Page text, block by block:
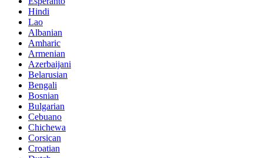
Hindi
Lao
Albanian
Amharic
Armenian
Azerbaijani
Belarusian
Bengali
Bosnian
Bulgarian
Cebuano
Chichewa
Corsican
Croatian